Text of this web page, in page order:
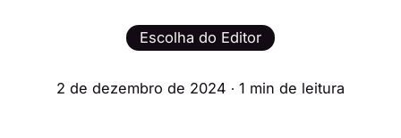
Escolha do Editor
2 de dezembro de 2024 ∙ 1 min de leitura